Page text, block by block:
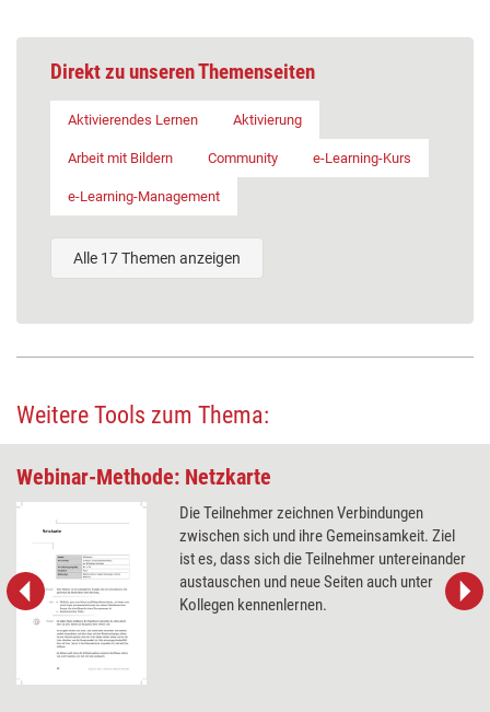
Direkt zu unseren Themenseiten
Aktivierendes Lernen Aktivierung
Arbeit mit Bildern Community e-Learning-Kurs
e-Learning-Management
Alle 17 Themen anzeigen
Weitere Tools zum Thema:
Webinar-Methode: Netzkarte
Die Teilnehmer zeichnen Verbindungen
zwischen sich und ihre Gemeinsamkeit. Ziel
ist es, dass sich die Teilnehmer untereinander
austauschen und neue Seiten auch unter
Kollegen kennenlernen.